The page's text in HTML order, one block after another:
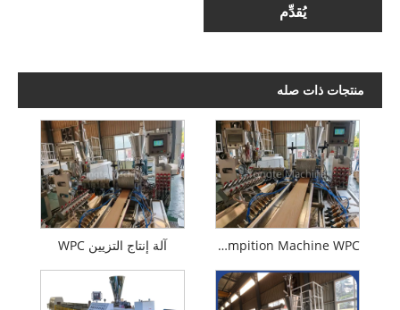
يُقدِّم
منتجات ذات صله
آلة إنتاج التزيين WPC WPE Wood Plastic Compition Machine WPC